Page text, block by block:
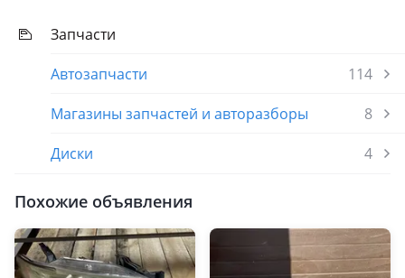
Запчасти
Автозапчасти
114
Магазины запчастей и авторазборы
8
Диски
4
Похожие объявления